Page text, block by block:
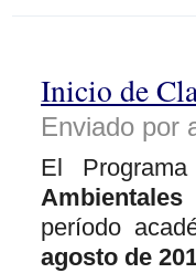
Inicio de
Enviado por
El
Ambientales
período
agosto de